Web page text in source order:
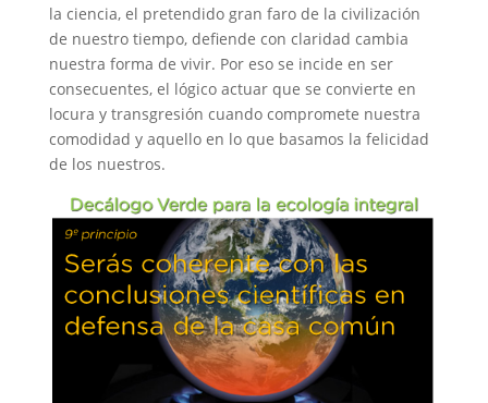
la ciencia, el pretendido gran faro de la civilización
de nuestro tiempo, defiende con claridad cambia
nuestra forma de vivir. Por eso se incide en ser
consecuentes, el lógico actuar que se convierte en
locura y transgresión cuando compromete nuestra
comodidad y aquello en lo que basamos la felicidad
de los nuestros.